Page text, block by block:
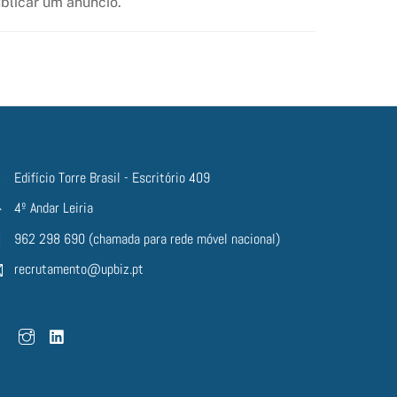
Edifício Torre Brasil - Escritório 409
4º Andar Leiria
962 298 690 (chamada para rede móvel nacional)
recrutamento@upbiz.pt